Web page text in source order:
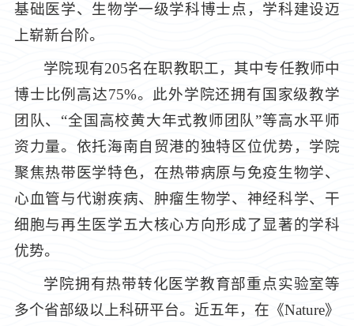
基础医学、生物学一级学科博士点，学科建设迈
上崭新台阶。
学院现有205名在职教职工，其中专任教师中
博士比例高达75%。此外学院还拥有国家级教学
团队、“全国高校黄大年式教师团队”等高水平师
资力量。依托海南自贸港的独特区位优势，学院
聚焦热带医学特色，在热带病原与免疫生物学、
心血管与代谢疾病、肿瘤生物学、神经科学、干
细胞与再生医学五大核心方向形成了显著的学科
优势。
学院拥有热带转化医学教育部重点实验室等
多个省部级以上科研平台。近五年，在《Nature》